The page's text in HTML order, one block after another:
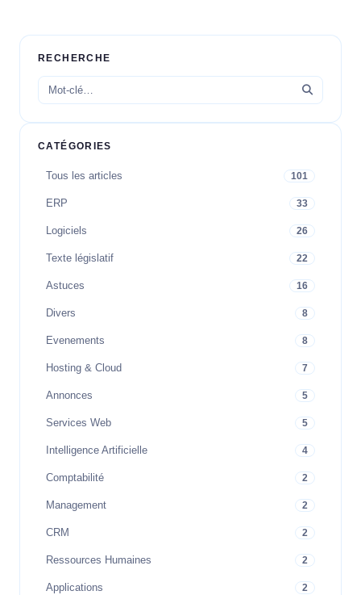
RECHERCHE
CATÉGORIES
Tous les articles 101
ERP 33
Logiciels 26
Texte législatif 22
Astuces 16
Divers 8
Evenements 8
Hosting & Cloud 7
Annonces 5
Services Web 5
Intelligence Artificielle 4
Comptabilité 2
Management 2
CRM 2
Ressources Humaines 2
Applications 2